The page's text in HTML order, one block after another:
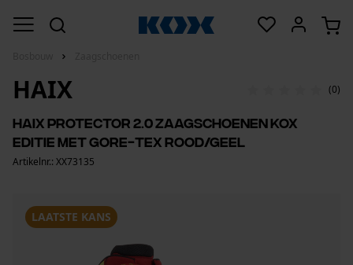
LAATSTE KANS
HAIX (0)
HAIX Protector 2.0 zaagschoenen KOX
editie met Gore-Tex rood/geel
Artikelnr.: XX73135